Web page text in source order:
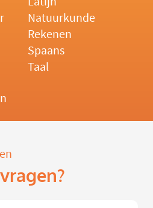
Natuurkunde
Rekenen
Spaans
Taal